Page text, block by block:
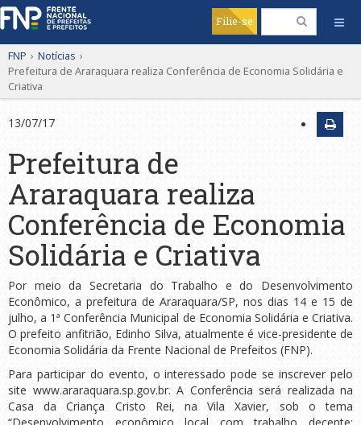
Filie-se
FNP › Notícias ›
Prefeitura de Araraquara realiza Conferência de Economia Solidária e
Criativa
13/07/17
Prefeitura de
Araraquara realiza
Conferência de Economia
Solidária e Criativa
Por meio da Secretaria do Trabalho e do Desenvolvimento
Econômico, a prefeitura de Araraquara/SP, nos dias 14 e 15 de
julho, a 1ª Conferência Municipal de Economia Solidária e Criativa.
O prefeito anfitrião, Edinho Silva, atualmente é vice-presidente de
Economia Solidária da Frente Nacional de Prefeitos (FNP).
Para participar do evento, o interessado pode se inscrever pelo
site www.araraquara.sp.gov.br. A Conferência será realizada na
Casa da Criança Cristo Rei, na Vila Xavier, sob o tema